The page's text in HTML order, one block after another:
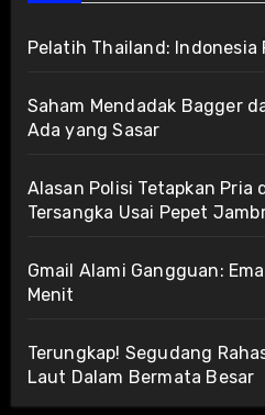
Pelatih Thailand: Indonesia
Saham Mendadak Bagger
Ada yang Sasar
Alasan Polisi Tetapkan Pria
Tersangka Usai Pepet
Gmail Alami Gangguan:
Menit
Terungkap! Segudang
Laut Dalam Bermata Besar